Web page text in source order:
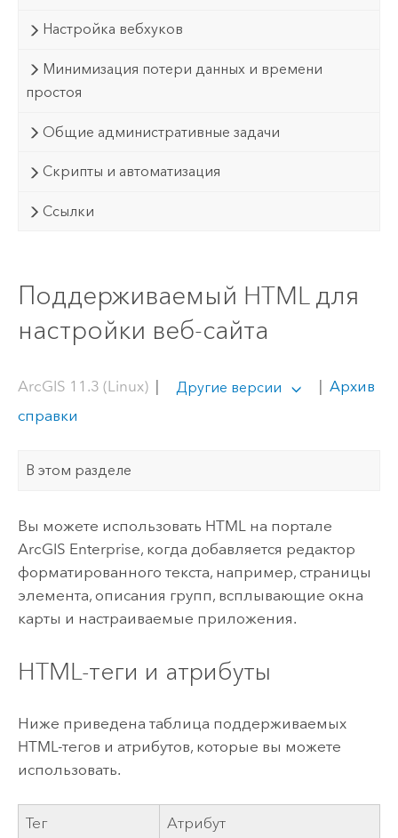
Настройка вебхуков
Минимизация потери данных и времени
простоя
Общие административные задачи
Скрипты и автоматизация
Ссылки
Поддерживаемый HTML для
настройки веб-сайта
ArcGIS 11.3 (Linux)| Другие версии
Архив
справки
В этом разделе
Вы можете использовать HTML на портале
ArcGIS Enterprise, когда добавляется редактор
форматированного текста, например, страницы
элемента, описания групп, всплывающие окна
карты и настраиваемые приложения.
HTML-теги и атрибуты
Ниже приведена таблица поддерживаемых
HTML-тегов и атрибутов, которые вы можете
использовать.
Тег Атрибут